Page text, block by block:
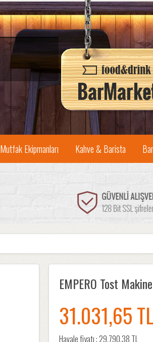
Mutfak Ekipmanları Kahve & Barista
EMPERO Tost
31.031,65 TL
Havale fiyatı :29.790,38 TL